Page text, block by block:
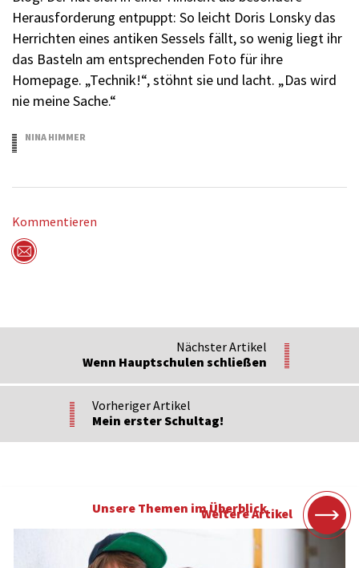
Herausforderung entpuppt: So leicht Doris Lonsky das
Herrichten eines antiken Sessels fällt, so wenig liegt ihr
das Basteln am entsprechenden Foto für ihre
Homepage. „Technik!“, stöhnt sie und lacht. „Das wird
nie meine Sache.“
NINA HIMMER
Kommentieren
Nächster Artikel
Wenn Hauptschulen schließen
Vorheriger Artikel
Mein erster Schultag!
Weitere Artikel
Unsere Themen im Überblick